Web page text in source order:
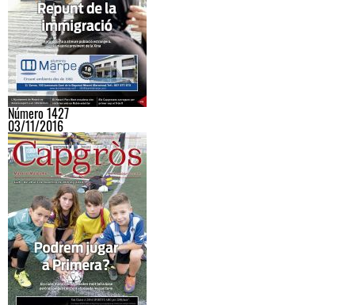
Número 1427
03/11/2016